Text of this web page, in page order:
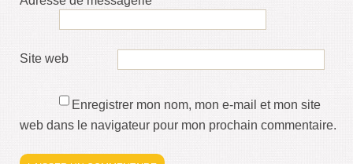
Site web
Enregistrer mon nom, mon e-mail et mon site
web dans le navigateur pour mon prochain commentaire.